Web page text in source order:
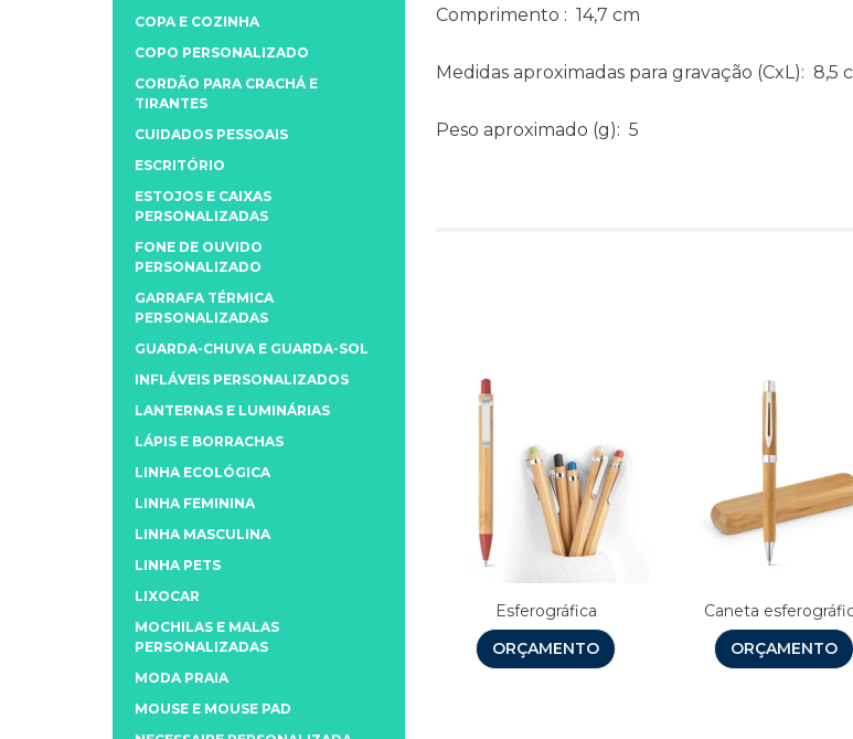
Comprimento : 14,7 cm
Medidas aproximadas para gravação (CxL): 8,5
Peso aproximado (g): 5
Esferográfica
ORÇAMENTO
Caneta
ORÇAMENTO
COPA E COZINHA
COPO PERSONALIZADO
CORDÃO PARA CRACHÁ E
TIRANTES
CUIDADOS PESSOAIS
ESCRITÓRIO
ESTOJOS E CAIXAS
PERSONALIZADAS
FONE DE OUVIDO
PERSONALIZADO
GARRAFA TÉRMICA
PERSONALIZADAS
GUARDA-CHUVA E GUARDA-SOL
INFLÁVEIS PERSONALIZADOS
LANTERNAS E LUMINÁRIAS
LÁPIS E BORRACHAS
LINHA ECOLÓGICA
LINHA FEMININA
LINHA MASCULINA
LINHA PETS
LIXOCAR
MOCHILAS E MALAS
PERSONALIZADAS
MODA PRAIA
MOUSE E MOUSE PAD